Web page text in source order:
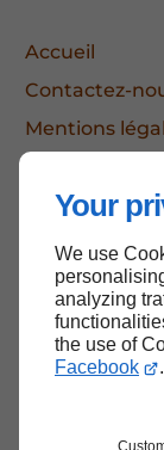
Your
We use
analyzing
the use of
Facebook
.
Accueil
Contactez-
Mentions